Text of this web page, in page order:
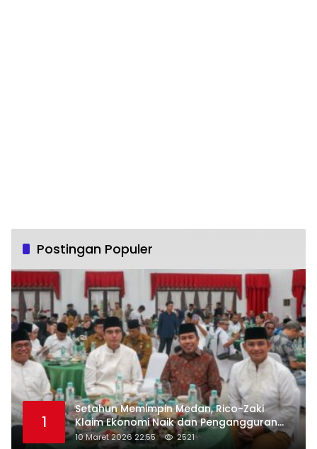
Postingan Populer
1
Setahun Memimpin Medan, Rico-Zaki
Klaim Ekonomi Naik dan Pengangguran
Turun
10 Maret 2026 22:55 2521